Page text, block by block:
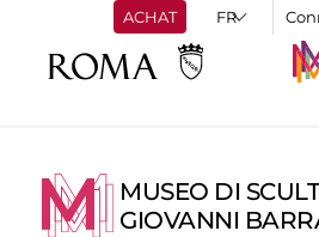
ACHAT
MUSEO DI
GIOVANNI